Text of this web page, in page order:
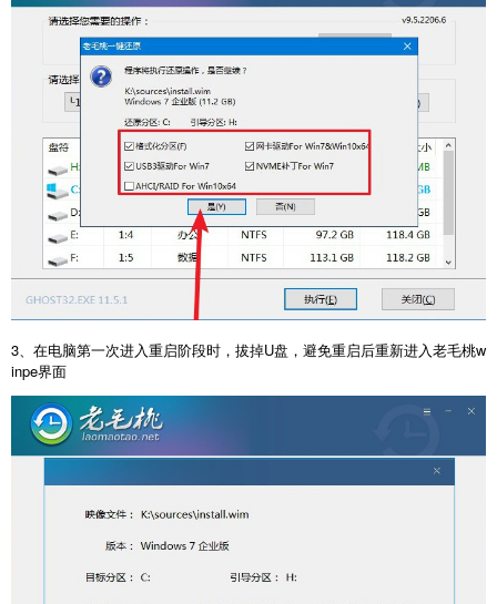
3、在电脑第一次进入重启阶段时，拔掉U盘，避免重启后重新进入老毛桃w
inpe界面